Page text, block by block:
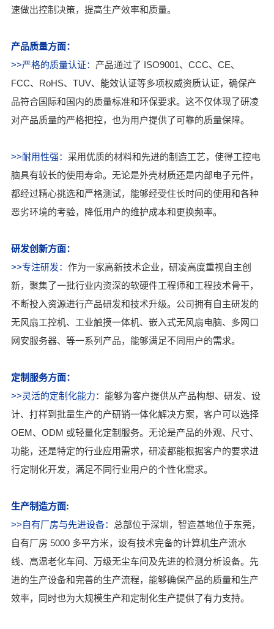
速做出控制决策，提高生产效率和质量。
产品质量方面：
>>严格的质量认证： 产品通过了 ISO9001、CCC、CE、
FCC、RoHS、TUV、能效认证等多项权威资质认证，确保产
品符合国际和国内的质量标准和环保要求。这不仅体现了研凌
对产品质量的严格把控，也为用户提供了可靠的质量保障。
>>耐用性强： 采用优质的材料和先进的制造工艺，使得工控电
脑具有较长的使用寿命。无论是外壳材质还是内部电子元件，
都经过精心挑选和严格测试，能够经受住长时间的使用和各种
恶劣环境的考验，降低用户的维护成本和更换频率。
研发创新方面：
>>专注研发： 作为一家高新技术企业，研凌高度重视自主创
新，聚集了一批行业内资深的软硬件工程师和工程技术骨干，
不断投入资源进行产品研发和技术升级。公司拥有自主研发的
无风扇工控机、工业触摸一体机、嵌入式无风扇电脑、多网口
网安服务器、等一系列产品，能够满足不同用户的需求。
定制服务方面：
>>灵活的定制化能力：能够为客户提供从产品构想、研发、设
计、打样到批量生产的产研销一体化解决方案，客户可以选择
OEM、ODM 或轻量化定制服务。无论是产品的外观、尺寸、
功能，还是特定的行业应用需求，研凌都能根据客户的要求进
行定制化开发，满足不同行业用户的个性化需求。
生产制造方面:
>>自有厂房与先进设备： 总部位于深圳，智造基地位于东莞，
自有厂房 5000 多平方米，设有技术完备的计算机生产流水
线、高温老化车间、万级无尘车间及先进的检测分析设备。先
进的生产设备和完善的生产流程，能够确保产品的质量和生产
效率，同时也为大规模生产和定制化生产提供了有力支持。